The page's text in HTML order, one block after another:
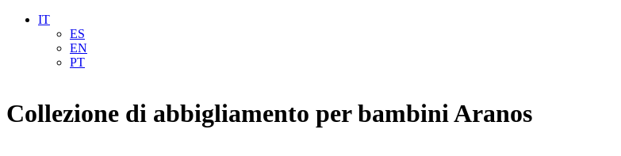
IT
ES
EN
PT
Collezione di abbigliamento per bambini Aranos